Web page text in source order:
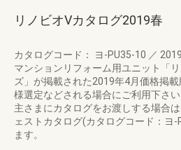
リノビオVカタログ2019春
カタログコード： ヨ-PU35-10 ／
マンションリフォーム用ユニット「
ズ」が掲載された2019年4月価格掲
様選定などされる場合にご利用下さ
主さまにカタログをお渡しする場合
ェストカタログ(カタログコード：ヨ
ます。